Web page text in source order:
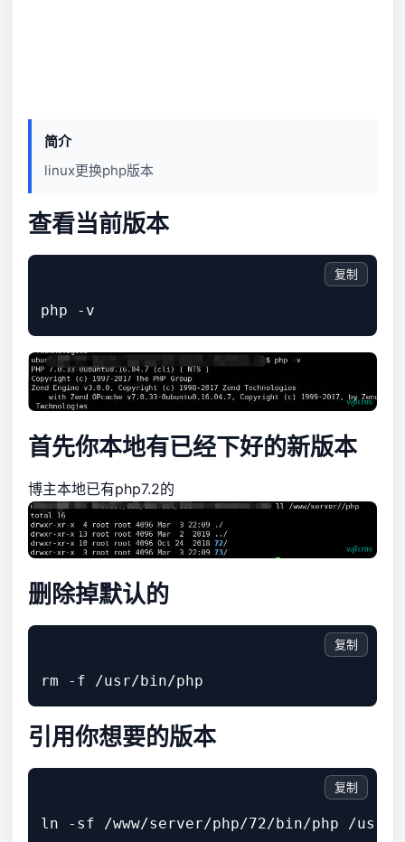
简介
linux更换php版本
查看当前版本
复制
首先你本地有已经下好的新版本
博主本地已有php7.2的
删除掉默认的
复制
引用你想要的版本
复制